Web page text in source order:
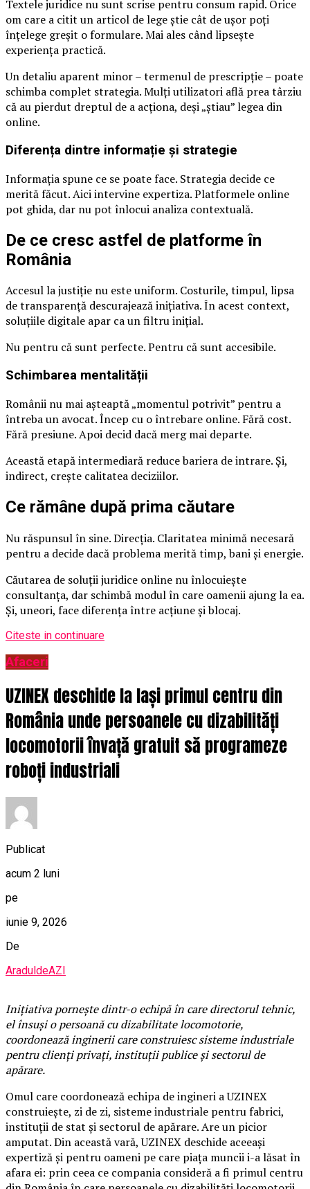
Textele juridice nu sunt scrise pentru consum rapid. Orice
om care a citit un articol de lege știe cât de ușor poți
înțelege greșit o formulare. Mai ales când lipsește
experiența practică.
Un detaliu aparent minor – termenul de prescripție – poate
schimba complet strategia. Mulți utilizatori află prea târziu
că au pierdut dreptul de a acționa, deși „știau” legea din
online.
Diferența dintre informație și strategie
Informația spune ce se poate face. Strategia decide ce
merită făcut. Aici intervine expertiza. Platformele online
pot ghida, dar nu pot înlocui analiza contextuală.
De ce cresc astfel de platforme în
România
Accesul la justiție nu este uniform. Costurile, timpul, lipsa
de transparență descurajează inițiativa. În acest context,
soluțiile digitale apar ca un filtru inițial.
Nu pentru că sunt perfecte. Pentru că sunt accesibile.
Schimbarea mentalității
Românii nu mai așteaptă „momentul potrivit” pentru a
întreba un avocat. Încep cu o întrebare online. Fără cost.
Fără presiune. Apoi decid dacă merg mai departe.
Această etapă intermediară reduce bariera de intrare. Și,
indirect, crește calitatea deciziilor.
Ce rămâne după prima căutare
Nu răspunsul în sine. Direcția. Claritatea minimă necesară
pentru a decide dacă problema merită timp, bani și energie.
Căutarea de soluții juridice online nu înlocuiește
consultanța, dar schimbă modul în care oamenii ajung la ea.
Și, uneori, face diferența între acțiune și blocaj.
Citeste in continuare
Afaceri
UZINEX deschide la Iași primul centru din
România unde persoanele cu dizabilități
locomotorii învață gratuit să programeze
roboți industriali
Publicat
acum 2 luni
pe
iunie 9, 2026
De
AraduldeAZI
Inițiativa pornește dintr-o echipă în care directorul tehnic,
el însuși o persoană cu dizabilitate locomotorie,
coordonează inginerii care construiesc sisteme industriale
pentru clienți privați, instituții publice și sectorul de
apărare.
Omul care coordonează echipa de ingineri a UZINEX
construiește, zi de zi, sisteme industriale pentru fabrici,
instituții de stat și sectorul de apărare. Are un picior
amputat. Din această vară, UZINEX deschide aceeași
expertiză și pentru oameni pe care piața muncii i-a lăsat în
afara ei: prin ceea ce compania consideră a fi primul centru